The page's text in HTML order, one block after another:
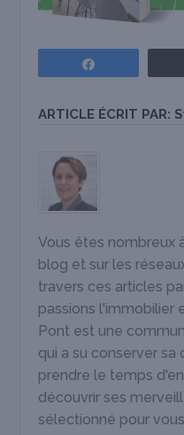
ARTICLE ÉCRIT PAR:
Vous êtes nombreux
blog et sur les
travers ces articles
passions l'immobilier
Pont est une
qui a su conserver sa
prendre le temps
découvrir ses
sélectionné pour